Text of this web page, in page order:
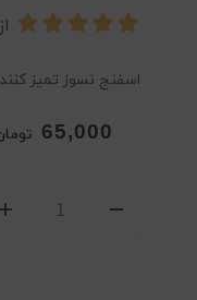
از
اسفنج نسوز تمیز
65,000